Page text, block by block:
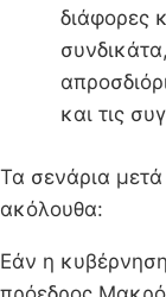
διάφορες
και τις
Τα σενάρια μετά
ακόλουθα:
Εάν η